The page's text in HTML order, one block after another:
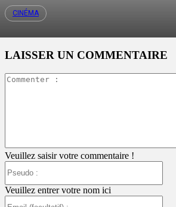
CINÉMA
LAISSER UN COMMENTAIRE
Veuillez saisir votre commentaire !
Veuillez entrer votre nom ici